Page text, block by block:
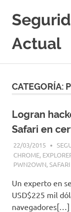
contenido
Actual
Seguridad
y
Hacking
Etico
Ciberseguridad
|
Cursos
|
CATEGORÍA:
Logran
Safari en
22/03/2015
CHROME,
PWN2OWN,SAFARI
Un experto en
USD$225 mil
navegadores[…]